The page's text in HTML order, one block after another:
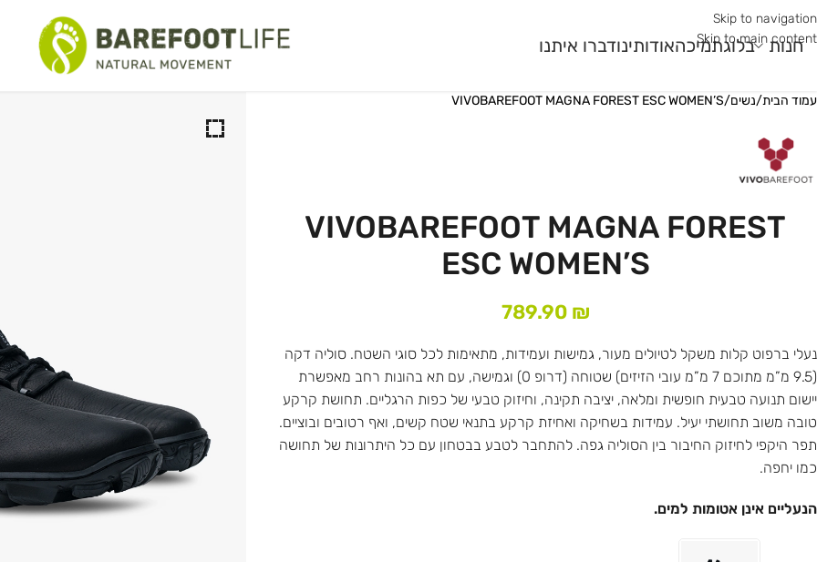
Skip to navigation
Skip to main content
חנות
קיץ
חורף
רב עונתי
חדר כושר ואימונים פונקציונלייםים וספורט מים
בלוגתמיכהאודותינודברו איתנו
עמוד הבית/נשים/
VIVOBAREFOOT MAGNA FOREST ESC WOMEN’S
VIVOBAREFOOT MAGNA FOREST
ESC WOMEN’S
789.90 ₪
נעלי ברפוט קלות משקל לטיולים מעור, גמישות ועמידות, מתאימות לכל סוגי השטח. סוליה דקה
(9.5 מ”מ מתוכם 7 מ”מ עובי הזיזים) שטוחה (דרופ 0) וגמישה, עם תא בהונות רחב מאפשרת
יישום תנועה טבעית חופשית ומלאה, יציבה תקינה, וחיזוק טבעי של כפות הרגליים. תחושת קרקע
טובה משוב תחושתי יעיל. עמידות בשחיקה ואחיזת קרקע בתנאי שטח קשים, ואף רטובים ובוציים.
תפר היקפי לחיזוק החיבור בין הסוליה גפה. להתחבר לטבע בבטחון עם כל היתרונות של תחושה
כמו יחפה.
הנעליים אינן אטומות למים.